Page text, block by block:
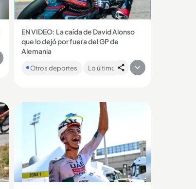
EN VIDEO: La caída de David Alonso
que lo dejó por fuera del GP de
Alemania
colombiano sufrió una caída que lo
dejó fuera de la carrera. Por fortuna,
Otros deportes Lo último